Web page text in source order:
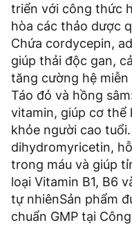
triển với công thức
hòa các thảo dược
Chứa cordycepin,
giúp thải độc gan,
tăng cường hệ
Táo đỏ và hồng
vitamin, giúp cơ thể
khỏe người cao
dihydromyricetin,
trong máu và giúp
loại Vitamin B1, B6
tự nhiênSản phẩm
chuẩn GMP tại